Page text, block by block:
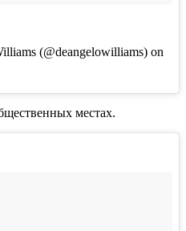
(@deangelowilliams) on
местах.